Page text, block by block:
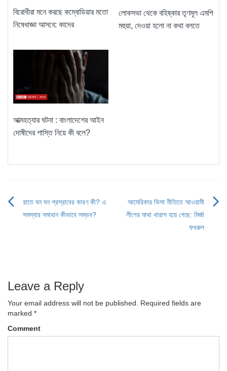
বিরোধীরা মনে করছে কম্বোডিয়ার মতো
নিষেধাজ্ঞা আসবে: কাদের
লোকসভা থেকে বহিষ্কার তৃণমূল এমপি
মহুয়া, দেওয়া হলো না কথা বলতে
আত্মহত্যার ঘটনা : বাংলাদেশের আইন
দোষীদের শাস্তি নিয়ে কী বলে?
Post
রাতে ঘন ঘন প্রস্রাবের কারণ কী? এ
সমস্যার সমাধান কীভাবে সম্ভব?
আমেরিকার ভিসা নীতিতে আওয়ামী
লীগের মাথা খারাপ হয়ে গেছে: মির্জা
ফখরুল
Leave a Reply
Your email address will not be published.
Required fields are
marked *
Comment